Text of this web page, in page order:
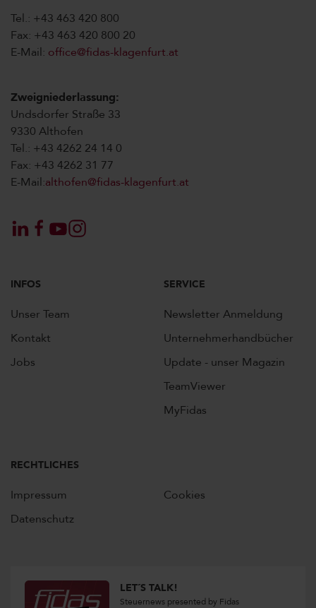
Tel.: +43 463 420 800
Fax: +43 463 420 800 20
E-Mail: office@fidas-klagenfurt.at
Zweigniederlassung:
Undsdorfer Straße 33
9330 Althofen
Tel.: +43 4262 24 14 0
Fax: +43 4262 31 77
E-Mail:althofen@fidas-klagenfurt.at
INFOS
Unser Team
Kontakt
Jobs
SERVICE
Newsletter Anmeldung
Unternehmerhandbücher
Update - unser Magazin
TeamViewer
MyFidas
RECHTLICHES
Impressum
Datenschutz
Cookies
LET´S TALK!
Steuernews presented by Fidas